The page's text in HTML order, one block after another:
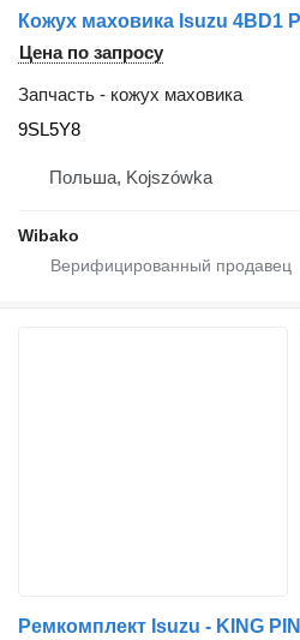
Кожух маховика Isuzu 4BD1
Цена по запросу
Запчасть - кожух маховика
9SL5Y8
Польша, Kojszówka
Wibako